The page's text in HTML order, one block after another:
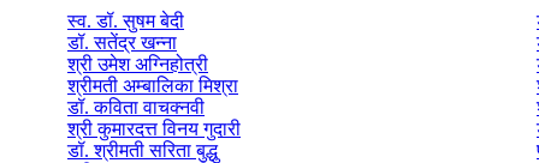
स्व. डॉ. सुषम बेदी
डॉ. सतेंद्र खन्ना
श्री उमेश अग्निहोत्री
श्रीमती अम्बालिका मिश्रा
डॉ. कविता वाचक्नवी
श्री कुमारदत्त विनय गुदारी
डॉ. श्रीमती सरिता बुद्धु